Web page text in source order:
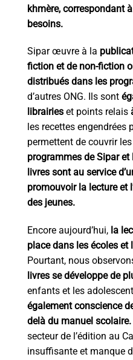
khmère, correspondant
besoins.
Sipar œuvre à la
fiction et de non-fiction
distribués dans les
d’autres ONG. Ils sont
librairies et points relais
les recettes engendrées
permettent de couvrir
programmes de Sipar
livres sont au service
promouvoir la lecture et
des jeunes.
Encore aujourd’hui, la
place dans les écoles
Pourtant, nous
livres se développe de
enfants et les
également conscience
delà du manuel scolaire.
secteur de l’édition au
insuffisante et manque